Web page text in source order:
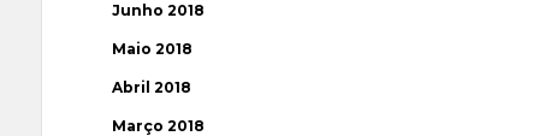
Junho 2018
Maio 2018
Abril 2018
Março 2018